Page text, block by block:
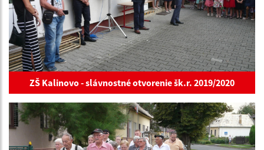
ZŠ Kalinovo - slávnostné otvorenie šk.r. 2019/2020